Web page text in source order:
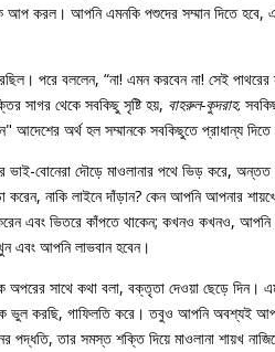
করল। আপনি এমনকি পশুদের সম্মান দিতে হবে,
পরে বললেন, “না! এমন করবেন না! সেই
সাগর থেকে সবকিছু সৃষ্টি হয়, বাহরুল-কুদরাহ.
আদেশের অর্থ হল সম্মানকে সবকিছুতে প্রাধান্য দিতে
ভাই-বোনেরা দৌড়ে মাওলানার পথে ভিড় করে,
নাকি লাইনে দাঁড়ান? কেন আপনি আপনার
এবং ভিতরে কাঁপতে থাকেন; কখনও কখনও,
এবং আপনি লাভবান হবেন।
সাথে কথা বলা, বক্তৃতা দেওয়া ছেড়ে দিন।
ভুল করছি, গাফিলতি করে। তবুও আপনি অবশ্যই
তার সমস্ত শক্তি দিয়ে মাওলানা শায়খ